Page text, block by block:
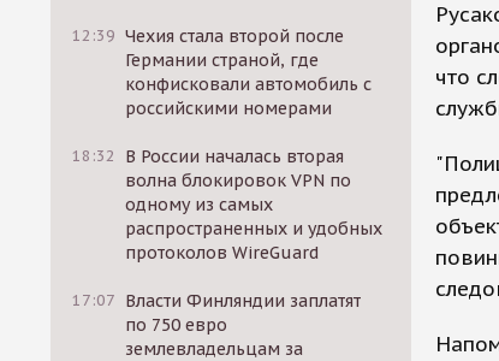
12:39 Чехия стала второй после
Германии страной, где
конфисковали автомобиль с
российскими номерами
18:32
В России началась вторая
волна блокировок VPN по
одному из самых
распространенных и удобных
протоколов WireGuard
17:07 Власти Финляндии заплатят
по 750 евро
землевладельцам за
что